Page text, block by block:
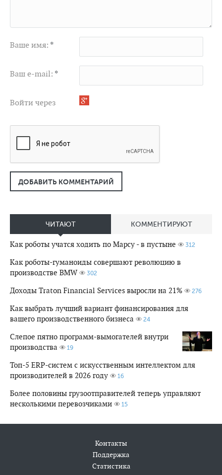
Ваше имя: *
Ваш e-mail: *
Войти через
ДОБАВИТЬ КОММЕНТАРИЙ
ЧИТАЮТ КОММЕНТИРУЮТ
Как роботы учатся ходить по Марсу - в пустыне 312
Как роботы-гуманоиды совершают революцию в
производстве BMW
302
Доходы Traton Financial Services выросли на 21% 276
Как выбрать лучший вариант финансирования для
вашего производственного бизнеса
24
Слепое пятно программ-вымогателей внутри
производства
19
Топ-5 ERP-систем с искусственным интеллектом для
производителей в 2026 году
16
Более половины грузоотправителей теперь управляют
несколькими перевозчиками
15
Контакты
Поддержка
Статистика